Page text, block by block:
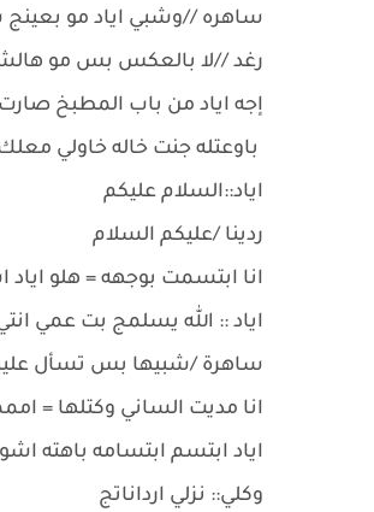
ساهره //وشبي اياد مو بعينج
رغد //لا بالعكس بس مو
إجه اياد من باب المطبخ
باوعتله جنت خاله خاولي
اياد::السلام عليكم
ردينا /عليكم السلام
انا ابتسمت بوجهه = هلو
اياد :: الله يسلمج بت عمي
ساهرة /شبيها بس تسأل
انا مديت الساني وكتلها =
اياد ابتسم ابتسامه باهته
وكلي:: نزلي ارداناتج